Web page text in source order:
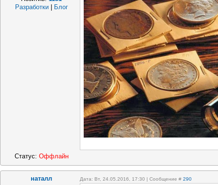
Разработки
Блог
Статус: Оффлайн
наталл Дата: Вт, 24.05.2016, 17:30 | Сообщение # 290